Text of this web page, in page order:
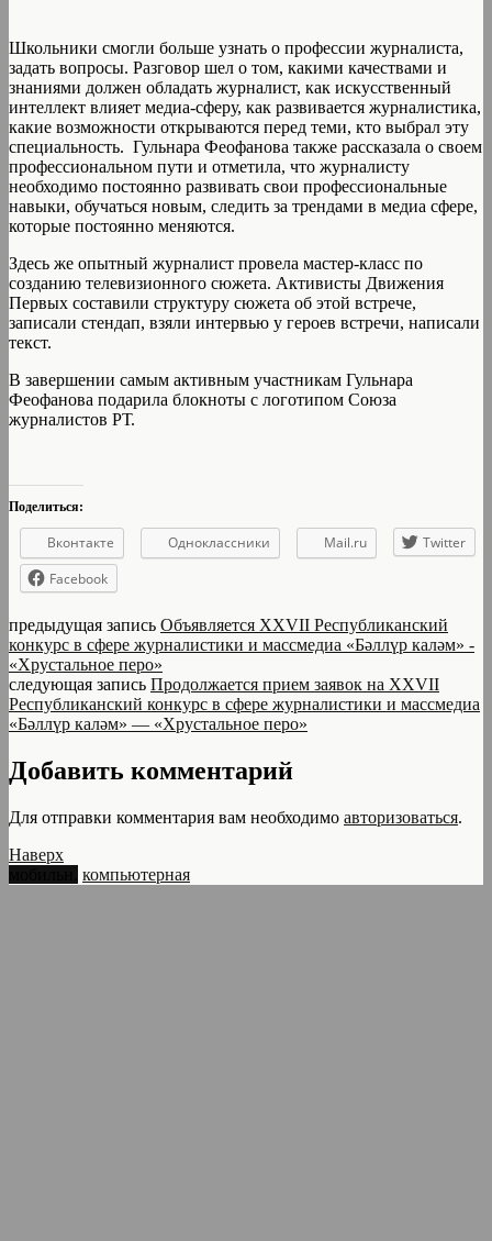
Школьники смогли больше узнать о профессии журналиста,
задать вопросы. Разговор шел о том, какими качествами и
знаниями должен обладать журналист, как искусственный
интеллект влияет медиа-сферу, как развивается журналистика,
какие возможности открываются перед теми, кто выбрал эту
специальность. Гульнара Феофанова также рассказала о своем
профессиональном пути и отметила, что журналисту
необходимо постоянно развивать свои профессиональные
навыки, обучаться новым, следить за трендами в медиа сфере,
которые постоянно меняются.
Здесь же опытный журналист провела мастер-класс по
созданию телевизионного сюжета. Активисты Движения
Первых составили структуру сюжета об этой встрече,
записали стендап, взяли интервью у героев встречи, написали
текст.
В завершении самым активным участникам Гульнара
Феофанова подарила блокноты с логотипом Союза
журналистов РТ.
Поделиться:
Вконтакте Одноклассники Mail.ru
Twitter
Facebook
предыдущая запись Объявляется XXVII Республиканский
конкурс в сфере журналистики и массмедиа «Бәллүр каләм» -
«Хрустальное перо»
следующая запись Продолжается прием заявок на XXVII
Республиканский конкурс в сфере журналистики и массмедиа
«Бәллүр каләм» — «Хрустальное перо»
Добавить комментарий
Для отправки комментария вам необходимо авторизоваться.
Наверх
компьютерная